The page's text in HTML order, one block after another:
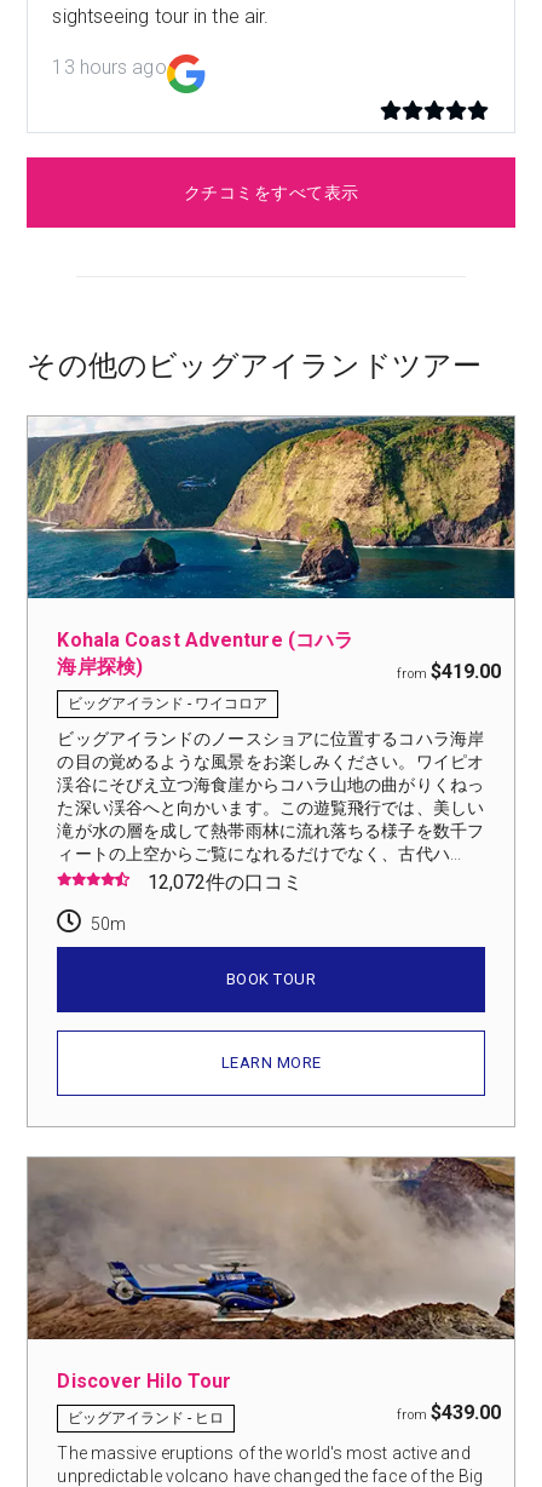
sightseeing tour in the air.
13 hours ago
クチコミをすべて表示
その他のビッグアイランドツアー
Kohala Coast Adventure (コハラ
海岸探検)
ビッグアイランド - ワイコロア
ビッグアイランドのノースショアに位置するコハラ海岸
の目の覚めるような風景をお楽しみください。ワイピオ
渓谷にそびえ立つ海食崖からコハラ山地の曲がりくねっ
た深い渓谷へと向かいます。この遊覧飛行では、美しい
滝が水の層を成して熱帯雨林に流れ落ちる様子を数千フ
ィートの上空からご覧になれるだけでなく、古代ハ...
from $419.00
12,072件の口コミ
50m
BOOK TOUR
LEARN MORE
Discover Hilo Tour
ビッグアイランド - ヒロ
The massive eruptions of the world's most active and
unpredictable volcano have changed the face of the Big
from $439.00